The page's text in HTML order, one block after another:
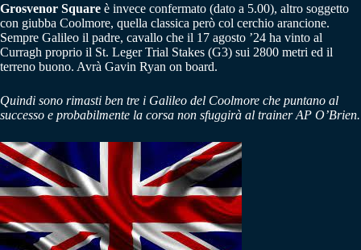
Grosvenor Square è invece confermato (dato a 5.00), altro soggetto
con giubba Coolmore, quella classica però col cerchio arancione.
Sempre Galileo il padre, cavallo che il 17 agosto ’24 ha vinto al
Curragh proprio il St. Leger Trial Stakes (G3) sui 2800 metri ed il
terreno buono. Avrà Gavin Ryan on board.
Quindi sono rimasti ben tre i Galileo del Coolmore che puntano al
successo e probabilmente la corsa non sfuggirà al trainer AP O’Brien.